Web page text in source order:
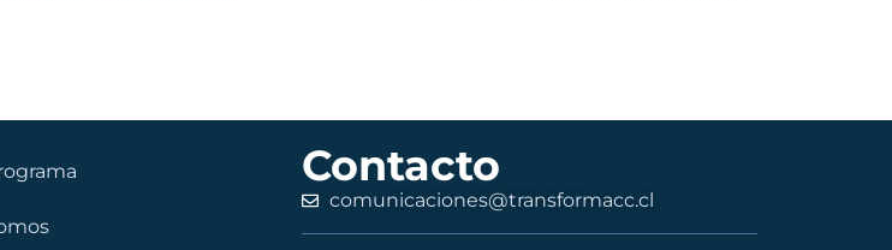
Contacto
comunicaciones@transformacc.cl